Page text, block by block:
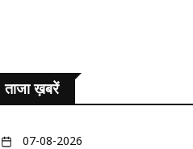
ताजा ख़बरें
07-08-2026